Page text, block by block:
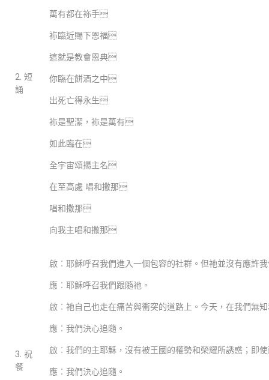
2. 短
誦
萬有都在袮手
袮臨近賜下恩福
這就是教會恩典
你臨在餅酒之中
出死亡得永生
袮是聖潔，袮是萬有
如此臨在
全宇宙頌揚主名
在至高處 唱和撒那
唱和撒那
向我主唱和撒那
3. 祝
餐
啟︰耶穌呼召我們進入一個包容的社群。但祂並沒有應許
應︰耶穌呼召我們跟隨祂。
啟︰祂自己也走在痛苦與衝突的道路上。今天，在我們無
應︰我們決心追隨。
啟︰我們的主耶穌，沒有被王國的權勢和榮耀所誘惑；即
應︰我們決心追隨。